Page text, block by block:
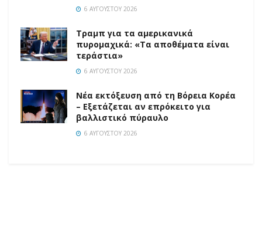
6 ΑΥΓΟΎΣΤΟΥ 2026
Τραμπ για τα αμερικανικά
πυρομαχικά: «Τα αποθέματα είναι
τεράστια»
6 ΑΥΓΟΎΣΤΟΥ 2026
Νέα εκτόξευση από τη Βόρεια Κορέα
– Εξετάζεται αν επρόκειτο για
βαλλιστικό πύραυλο
6 ΑΥΓΟΎΣΤΟΥ 2026